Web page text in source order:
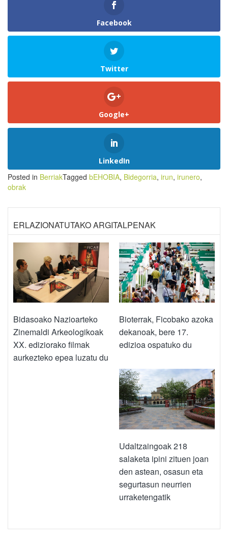
Facebook
Twitter
Google+
LinkedIn
Posted in BerriakTagged bEHOBIA, Bidegorria, irun, irunero,
obrak
ERLAZIONATUTAKO ARGITALPENAK
Bidasoako Nazioarteko
Zinemaldi Arkeologikoak
XX. ediziorako filmak
aurkezteko epea luzatu du
Bioterrak, Ficobako azoka
dekanoak, bere 17.
edizioa ospatuko du
Udaltzaingoak 218
salaketa ipini zituen joan
den astean, osasun eta
segurtasun neurrien
urraketengatik